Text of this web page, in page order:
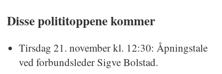
Disse polititoppene kommer
Tirsdag 21. november kl. 12:30: Åpningstale
ved forbundsleder Sigve Bolstad.